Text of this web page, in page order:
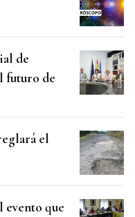
de
futuro de
el
evento que